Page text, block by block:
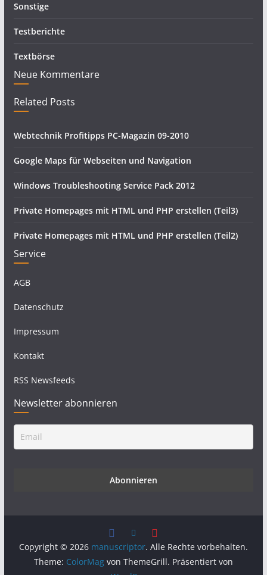
Sonstige
Testberichte
Textbörse
Neue Kommentare
Related Posts
Webtechnik Profitipps PC-Magazin 09-2010
Google Maps für Webseiten und Navigation
Windows Troubleshooting Service Pack 2012
Private Homepages mit HTML und PHP erstellen (Teil3)
Private Homepages mit HTML und PHP erstellen (Teil2)
Service
AGB
Datenschutz
Impressum
Kontakt
RSS Newsfeeds
Newsletter abonnieren
Copyright © 2026 manuscriptor. Alle Rechte vorbehalten.
Theme: ColorMagvon ThemeGrill. Präsentiert von